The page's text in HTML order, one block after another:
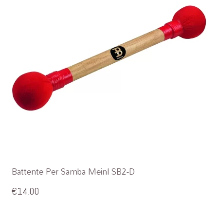
Battente Per Samba Meinl SB2-D
€14,00